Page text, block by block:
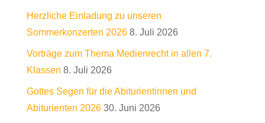
Herzliche Einladung zu unseren
Sommerkonzerten 2026 8. Juli 2026
Vorträge zum Thema Medienrecht in allen 7.
Klassen 8. Juli 2026
Gottes Segen für die Abiturientinnen und
Abiturienten 2026 30. Juni 2026